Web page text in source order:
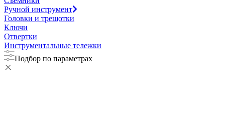
Ручной инструмент
Головки и трещотки
Ключи
Отвертки
Инструментальные тележки
Подбор по параметрах